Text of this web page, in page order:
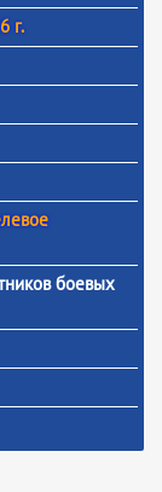
г.
боевых